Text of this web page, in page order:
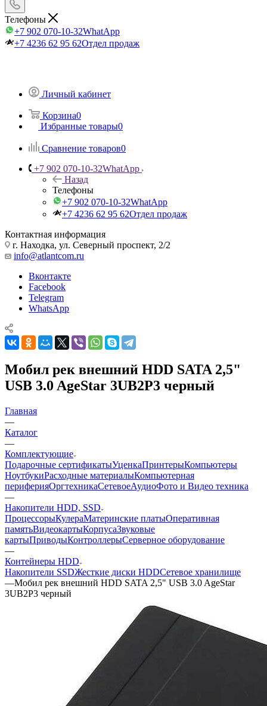
Телефоны
+7 902 070-10-32WhatApp
+7 4236 62 95 62Отдел продаж
Личный кабинет
Корзина0
Избранные товары0
Сравнение товаров0
+7 902 070-10-32WhatApp
Назад
Телефоны
+7 902 070-10-32WhatApp
+7 4236 62 95 62Отдел продаж
Контактная информация
г. Находка, ул. Северный проспект, 2/2
info@atlantcom.ru
Вконтакте
Facebook
Telegram
WhatsApp
Мобил рек внешний HDD SATA 2,5"
USB 3.0 AgeStar 3UB2P3 черный
Главная
—
Каталог
—
Комплектующие
Подарочные сертификатыУценкаПринтерыКомпьютеры
НоутбукиРасходные материалыКомпьютерная
периферияОргтехникаСетевоеАудиоФото и Видео техника
—
Накопители HDD, SSD
ПроцессорыКулераМатеринские платыОперативная
памятьВидеокартыКорпусаЗвуковые
картыПриводыКонтроллерыCерверное оборудование
—
Контейнеры HDD
Накопители SSDЖесткие диски HDDСетевое хранилище
—Мобил рек внешний HDD SATA 2,5" USB 3.0 AgeStar
3UB2P3 черный